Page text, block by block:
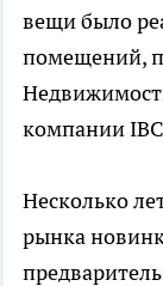
вещи было
помещений,
компании
Несколько
рынка